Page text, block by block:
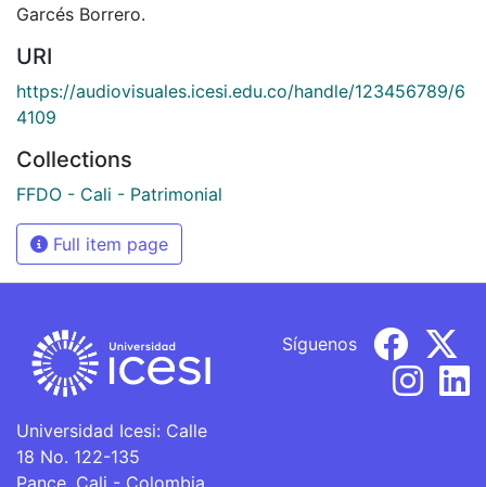
Garcés Borrero.
URI
https://audiovisuales.icesi.edu.co/handle/123456789/6
4109
Collections
FFDO - Cali - Patrimonial
Full item page
Universidad Icesi: Calle
18 No. 122-135
Pance, Cali - Colombia
Síguenos